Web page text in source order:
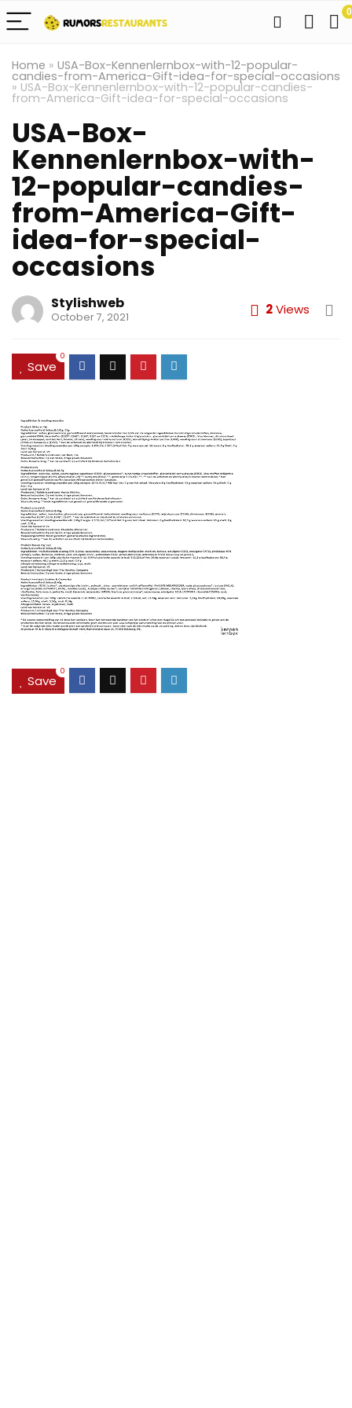
0
Home » USA-Box-Kennenlernbox-with-12-popular-
candies-from-America-Gift-idea-for-special-occasions
» USA-Box-Kennenlernbox-with-12-popular-candies-
from-America-Gift-idea-for-special-occasions
USA-Box-
Kennenlernbox-with-
12-popular-candies-
from-America-Gift-
idea-for-special-
occasions
Stylishweb
October 7, 2021 2Views
Save
0
Save
0